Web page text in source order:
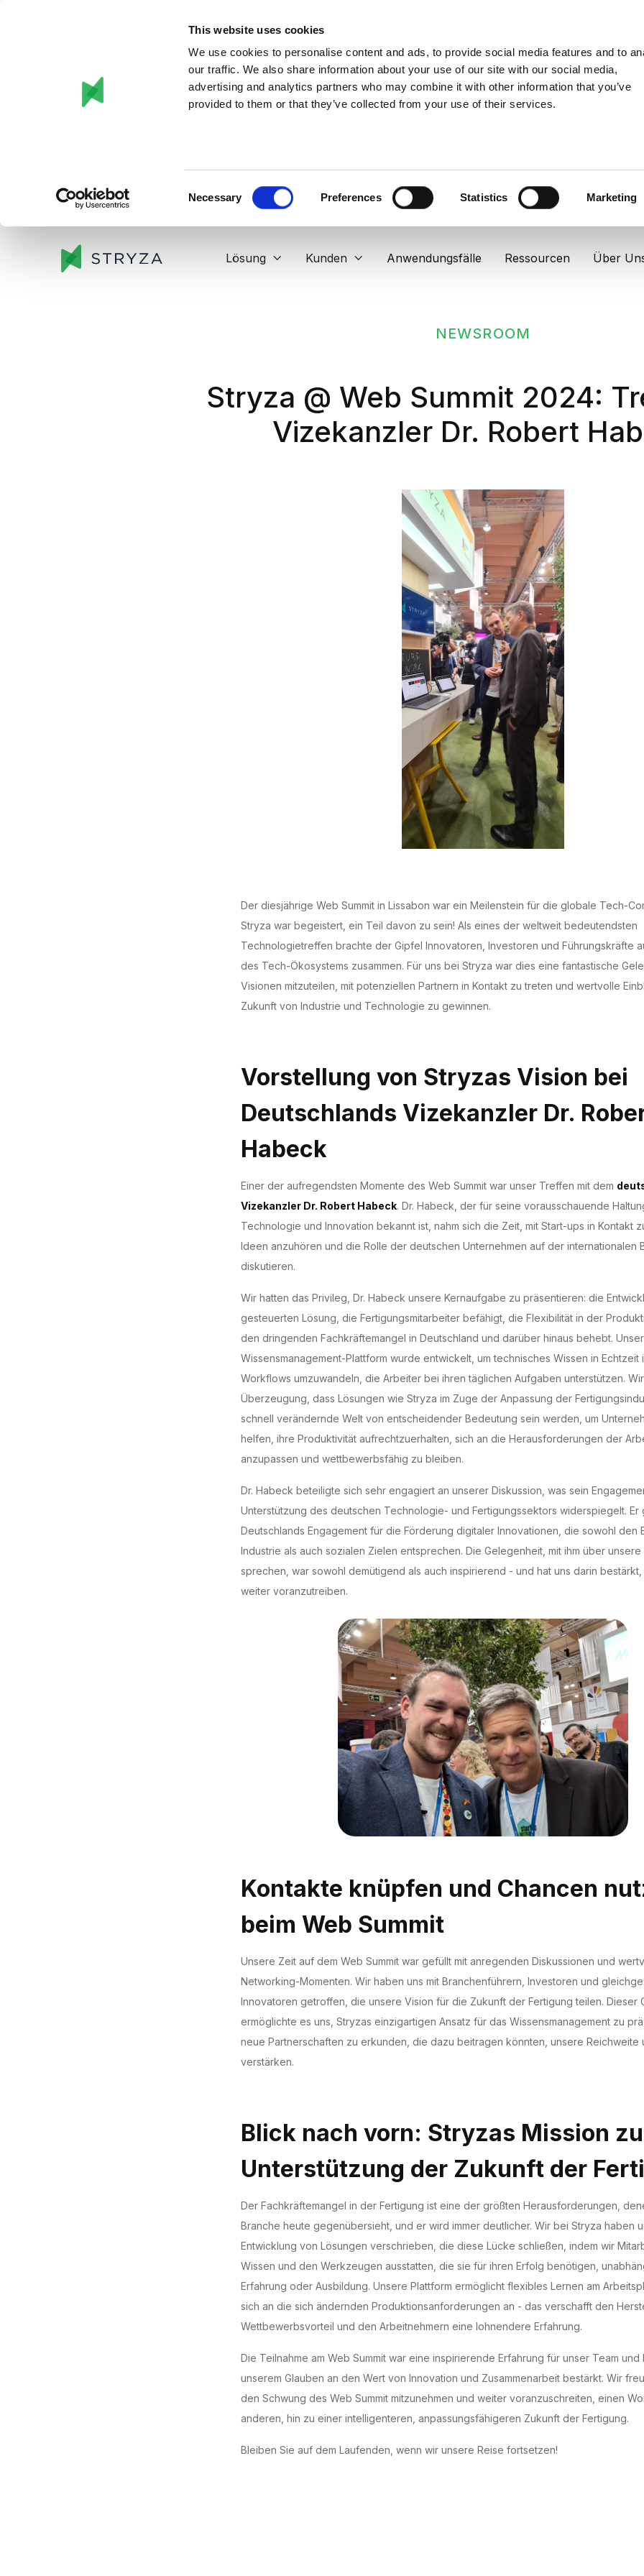
This website uses cookies
We use cookies to personalise content and ads, to provide social media features and to
our traffic. We also share information about your use of our site with our social media,
advertising and analytics partners who may combine it with other information that you’ve
provided to them or that they’ve collected from your use of their services.
Necessary Preferences Statistics Marketing
Lösung  Kunden  Anwendungsfälle Ressourcen Über
NEWSROOM
Stryza @ Web Summit 2024:
Vizekanzler Dr. Robert
Der diesjährige Web Summit in Lissabon war ein Meilenstein für die globale Tech-
Stryza war begeistert, ein Teil davon zu sein! Als eines der weltweit bedeutendsten
Technologietreffen brachte der Gipfel Innovatoren, Investoren und Führungskräfte
des Tech-Ökosystems zusammen. Für uns bei Stryza war dies eine fantastische
Visionen mitzuteilen, mit potenziellen Partnern in Kontakt zu treten und wertvolle
Zukunft von Industrie und Technologie zu gewinnen.
Vorstellung von Stryzas Vision bei
Deutschlands Vizekanzler Dr.
Habeck
Einer der aufregendsten Momente des Web Summit war unser Treffen mit dem
Vizekanzler Dr. Robert Habeck. Dr. Habeck, der für seine vorausschauende
Technologie und Innovation bekannt ist, nahm sich die Zeit, mit Start-ups in Kontakt
Ideen anzuhören und die Rolle der deutschen Unternehmen auf der internationalen
diskutieren.
Wir hatten das Privileg, Dr. Habeck unsere Kernaufgabe zu präsentieren: die
gesteuerten Lösung, die Fertigungsmitarbeiter befähigt, die Flexibilität in der
den dringenden Fachkräftemangel in Deutschland und darüber hinaus behebt.
Wissensmanagement-Plattform wurde entwickelt, um technisches Wissen in Echtzeit
Workflows umzuwandeln, die Arbeiter bei ihren täglichen Aufgaben unterstützen.
Überzeugung, dass Lösungen wie Stryza im Zuge der Anpassung der
schnell verändernde Welt von entscheidender Bedeutung sein werden, um
helfen, ihre Produktivität aufrechtzuerhalten, sich an die Herausforderungen der
anzupassen und wettbewerbsfähig zu bleiben.
Dr. Habeck beteiligte sich sehr engagiert an unserer Diskussion, was sein
Unterstützung des deutschen Technologie- und Fertigungssektors widerspiegelt. Er
Deutschlands Engagement für die Förderung digitaler Innovationen, die sowohl den
Industrie als auch sozialen Zielen entsprechen. Die Gelegenheit, mit ihm über
sprechen, war sowohl demütigend als auch inspirierend - und hat uns darin
weiter voranzutreiben.
Kontakte knüpfen und Chancen
beim Web Summit
Unsere Zeit auf dem Web Summit war gefüllt mit anregenden Diskussionen und
Networking-Momenten. Wir haben uns mit Branchenführern, Investoren und
Innovatoren getroffen, die unsere Vision für die Zukunft der Fertigung teilen. Dieser
ermöglichte es uns, Stryzas einzigartigen Ansatz für das Wissensmanagement zu
neue Partnerschaften zu erkunden, die dazu beitragen könnten, unsere Reichweite
verstärken.
Blick nach vorn: Stryzas Mission
Unterstützung der Zukunft der
Der Fachkräftemangel in der Fertigung ist eine der größten Herausforderungen,
Branche heute gegenübersieht, und er wird immer deutlicher. Wir bei Stryza haben
Entwicklung von Lösungen verschrieben, die diese Lücke schließen, indem wir
Wissen und den Werkzeugen ausstatten, die sie für ihren Erfolg benötigen,
Erfahrung oder Ausbildung. Unsere Plattform ermöglicht flexibles Lernen am
sich an die sich ändernden Produktionsanforderungen an - das verschafft den
Wettbewerbsvorteil und den Arbeitnehmern eine lohnendere Erfahrung.
Die Teilnahme am Web Summit war eine inspirierende Erfahrung für unser Team und
unserem Glauben an den Wert von Innovation und Zusammenarbeit bestärkt. Wir
den Schwung des Web Summit mitzunehmen und weiter voranzuschreiten, einen
anderen, hin zu einer intelligenteren, anpassungsfähigeren Zukunft der Fertigung.
Bleiben Sie auf dem Laufenden, wenn wir unsere Reise fortsetzen!